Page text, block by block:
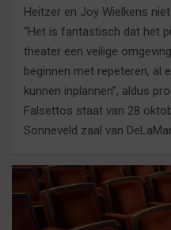
Heitzer en Joy Wielkens
“Het is fantastisch dat het
theater een veilige
beginnen met repeteren, al
kunnen inplannen”, aldus
Falsettos staat van 28
Sonneveld zaal van